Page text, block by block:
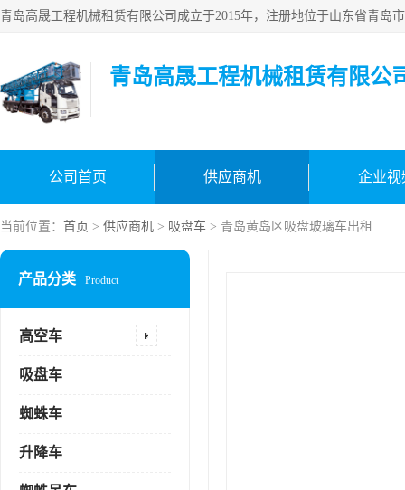
青岛高晟工程机械租赁有限公
公司首页 供应商机 企业视
当前位置： 首页 > 供应商机 > 吸盘车 > 青岛黄岛区吸盘玻璃车出租
产品分类 Product
高空车
吸盘车
蜘蛛车
升降车